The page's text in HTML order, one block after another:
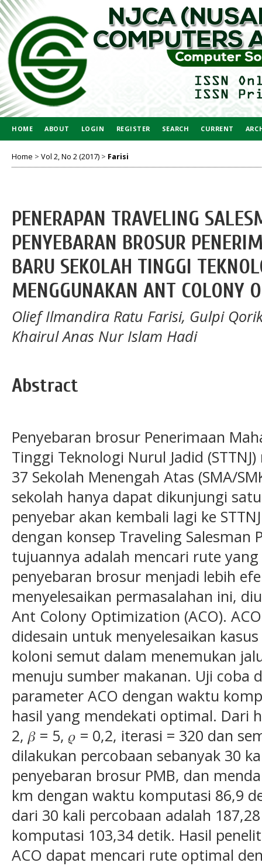
HOME ABOUT LOGIN REGISTER SEARCH CURRENT
Home > Vol 2, No 2 (2017) > Farisi
PENERAPAN TRAVELING
PENYEBARAN BROSUR
BARU SEKOLAH TINGGI
MENGGUNAKAN ANT COLONY
Olief Ilmandira Ratu Farisi, Gulpi
Khairul Anas Nur Islam Hadi
Abstract
Penyebaran brosur Penerimaan
Tinggi Teknologi Nurul Jadid
37 Sekolah Menengah Atas (SMA/
sekolah hanya dapat dikunjungi
penyebar akan kembali lagi ke
dengan konsep Traveling Salesman
tujuannya adalah mencari rute
penyebaran brosur menjadi lebih
menyelesaikan permasalahan ini,
Ant Colony Optimization (ACO).
didesain untuk menyelesaikan
koloni semut dalam menemukan
menuju sumber makanan. Uji coba
parameter ACO dengan waktu
hasil yang mendekati optimal. Dari
2, 𝛽 = 5, 𝜌 = 0,2, iterasi = 320 dan
dilakukan percobaan sebanyak 30
penyebaran brosur PMB, dan
km dengan waktu komputasi 86,9
dari 30 kali percobaan adalah
komputasi 103,34 detik. Hasil
ACO dapat mencari rute optimal